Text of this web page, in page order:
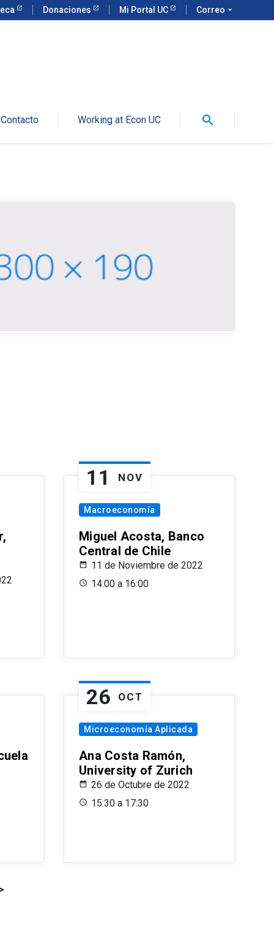
Donaciones Mi Portal UC Correo arrow_drop_down
Contacto Working at Econ UC search
11 NOV
Macroeconomía
Miguel Acosta, Banco
Central de Chile
11 de Noviembre de 2022
14:00 a 16:00
26 OCT
Microeconomía Aplicada
Ana Costa Ramón,
University of Zurich
26 de Octubre de 2022
15:30 a 17:30